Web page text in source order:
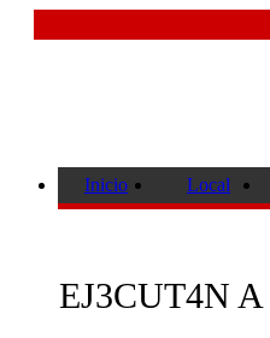
Inicio Local
EJ3CUT4N